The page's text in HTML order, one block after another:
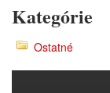
Kategórie
Ostatné